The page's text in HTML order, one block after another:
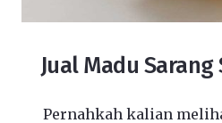
Jual Madu
Pernahkah kalian